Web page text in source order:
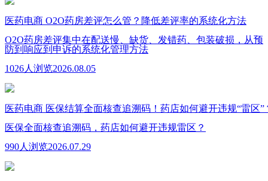
医药电商 O2O药房差评怎么管？降低差评率的系统化方法
O2O药房差评集中在配送慢、缺货、发错药、包装破损，从预
防到响应到申诉的系统化管理方法
1026人浏览2026.08.05
医药电商 医保结算全面核查追溯码！药店如何避开违规“雷区”
医保全面核查追溯码，药店如何避开违规雷区？
990人浏览2026.07.29